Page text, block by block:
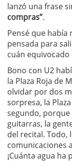
lanzó una frase
compras”.
Pensé que
pensada para
cuán equivocado
Bono con U2
la Plaza Roja de
olvidar por dos
sorpresa, la
segundo,
guitarras, la
del recital. Todo,
comunicaciones
¡Cuánta agua